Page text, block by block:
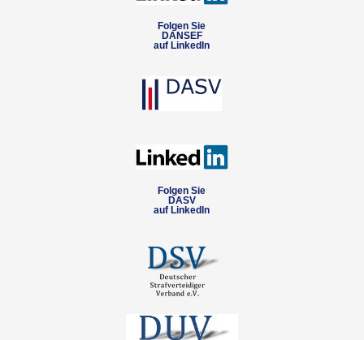
Folgen Sie
DANSEF
auf LinkedIn
Folgen Sie
DASV
auf LinkedIn